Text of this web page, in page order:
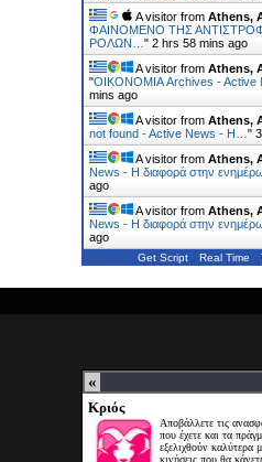
A visitor from Athens,
ΦΑΙΝΟΜΕΝΟ ΤΗΣ
ΡΟΛΩΝ… " 2 hrs 58 mins ago
A visitor from Athens,
"ΟΙΚΟΝΟΜΙΑ Archives - Active
mins ago
A visitor from Athens,
not found - Active News - Η… "
A visitor from Athens,
News - Η διαφορά στην
ago
A visitor from Athens,
News - Η διαφορά στην
ago
Get Script Real Time